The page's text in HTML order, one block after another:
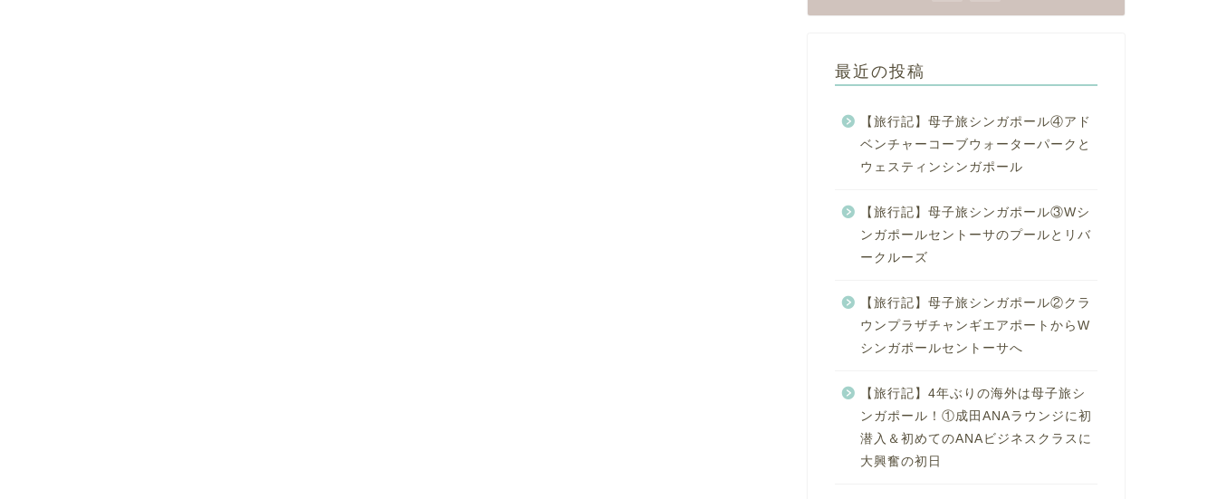
最近の投稿
【旅行記】母子旅シンガポール④アド
ベンチャーコーブウォーターパークと
ウェスティンシンガポール
【旅行記】母子旅シンガポール③Wシ
ンガポールセントーサのプールとリバ
ークルーズ
【旅行記】母子旅シンガポール②クラ
ウンプラザチャンギエアポートからW
シンガポールセントーサへ
【旅行記】4年ぶりの海外は母子旅シ
ンガポール！①成田ANAラウンジに初
潜入＆初めてのANAビジネスクラスに
大興奮の初日